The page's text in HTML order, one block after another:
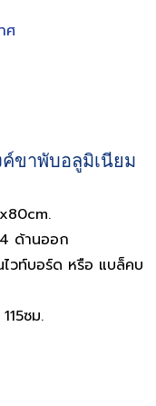
ศ
ค์ขาพับอลูมิเนียม
ด้านออก
ไวท์บอร์ด หรือ แบล็คบ
ซม.